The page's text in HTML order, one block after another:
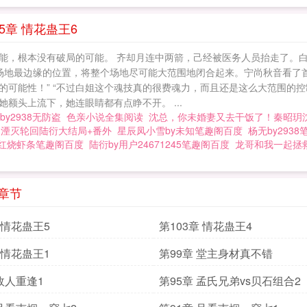
章 情花蛊王6
根本没有破局的可能。 齐却月连中两箭，己经被医务人员抬走了
最边缘的位置，将整个场地尽可能大范围地闭合起来。宁尚秋音看
可能性！” “不过白姐这个魂技真的很费魂力，而且还是这么大范围
额头上流下，她连眼睛都有点睁不开。 ...
无防盗 色亲小说全集阅读 沈总，你未婚妻又去干饭了！秦昭玥
灭轮回陆衍大结局+番外 星辰凤小雪by未知笔趣阁百度 杨无by2938
烧虾条笔趣阁百度 陆衍by用户24671245笔趣阁百度 龙哥和我一起拯
节
花蛊王5
第103章 情花蛊王4
花蛊王1
第99章 堂主身材真不错
人重逢1
第95章 孟氏兄弟vs贝石组合2